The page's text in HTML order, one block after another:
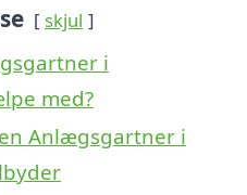
skjul
i
med?
Anlægsgartner i